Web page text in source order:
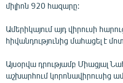
ԲԱՆԱՎԵՃ
ՁԳՏԵԼՈՎ ԼԱՎԱԳՈՒՅՆԻՆ
ՓՈԴՔԱՍԹ
Հայերեն
միլիոն 920 հազարը:
Ամերիկայում այդ վիրուսի
հիվանդությունից մահացել է
Այսօրվա դրությամբ Միացյալ
աշխարհում կորոնավիրուսից